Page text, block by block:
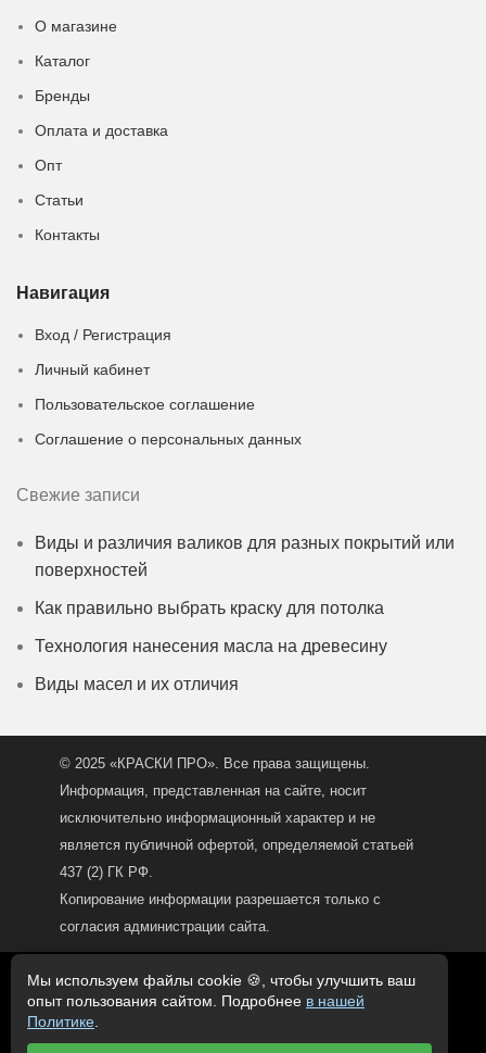
О магазине
Каталог
Бренды
Оплата и доставка
Опт
Статьи
Контакты
Навигация
Вход / Регистрация
Личный кабинет
Пользовательское соглашение
Соглашение о персональных данных
Свежие записи
Виды и различия валиков для разных покрытий или
поверхностей
Как правильно выбрать краску для потолка
Технология нанесения масла на древесину
Виды масел и их отличия
© 2025 «КРАСКИ ПРО». Все права защищены.
Информация, представленная на сайте, носит
исключительно информационный характер и не
является публичной офертой, определяемой статьей
437 (2) ГК РФ.
Копирование информации разрешается только с
согласия администрации сайта.
Политика конфиденциальности
Согласие на обработку персональных данных
Мы используем файлы cookie 🍪, чтобы улучшить ваш
опыт пользования сайтом. Подробнее в нашей
Политике